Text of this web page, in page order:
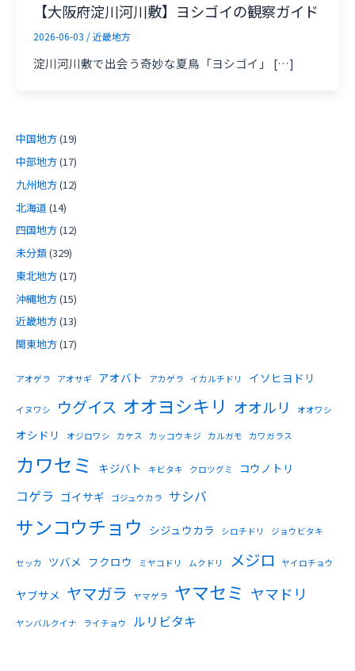
【大阪府淀川河川敷】ヨシゴイの観察ガイド
2026-06-03 /近畿地方
淀川河川敷で出会う奇妙な夏鳥「ヨシゴイ」 […]
中国地方(19)
中部地方(17)
九州地方(12)
北海道 (14)
四国地方(12)
未分類(329)
東北地方(17)
沖縄地方(15)
近畿地方(13)
関東地方(17)
アオゲラ アオサギ アオバト アカゲラ イカルチドリ イソヒヨドリ
イヌワシ ウグイス オオヨシキリ オオルリ オオワシ
オシドリ オジロワシ カケス カッコウキジ カルガモ カワガラス
カワセミ キジバト キビタキ クロツグミ コウノトリ
コゲラ ゴイサギ ゴジュウカラ サシバ
サンコウチョウ シジュウカラ シロチドリ ジョウビタキ
セッカ ツバメ フクロウ ミヤコドリ ムクドリ メジロ ヤイロチョウ
ヤブサメ ヤマガラ ヤマゲラ ヤマセミ ヤマドリ
ヤンバルクイナ ライチョウ ルリビタキ